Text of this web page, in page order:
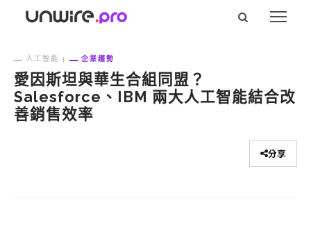
人工智能 企業趨勢
愛因斯坦與華生合組同盟？
Salesforce、IBM 兩大人工智能結合改
善銷售效率
分享